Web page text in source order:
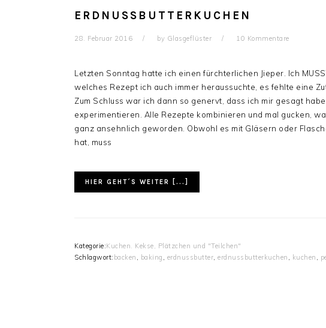
ERDNUSSBUTTERKUCHEN
28. Februar 2016 by Glasgeflüster 10 Kommentare
Letzten Sonntag hatte ich einen fürchterlichen Jieper. Ich
welches Rezept ich auch immer heraussuchte, es fehlte eine
Zum Schluss war ich dann so genervt, dass ich mir gesagt
experimentieren. Alle Rezepte kombinieren und mal gucken,
ganz ansehnlich geworden. Obwohl es mit Gläsern oder
hat, muss
HIER GEHT´S WEITER [...]
Kategorie:Kuchen. Kekse, Plätzchen und "Teilchen"
Schlagwort: backen , baking , erdnussbutter, erdnussbutterkuchen , kuchen ,